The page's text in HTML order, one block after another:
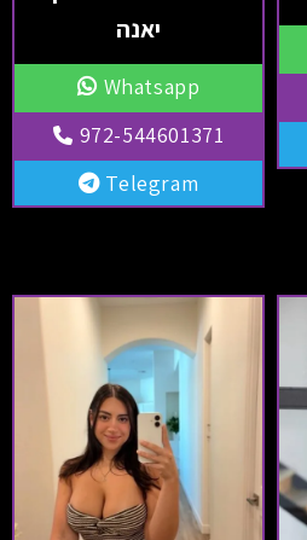
יאנה
Whatsapp
972-544601371
Telegram